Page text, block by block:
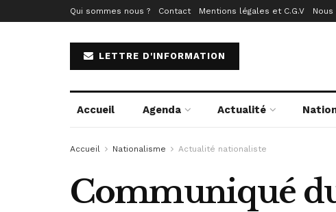
Qui sommes nous ? Contact Mentions légales et C.G.V Nous
LETTRE D'INFORMATION
Accueil Agenda Actualité
Accueil Nationalisme Actualité nationaliste
Communiqué